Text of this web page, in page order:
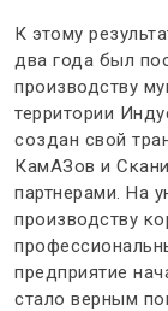
К этому
два года был
производству
территории
создан свой
КамАЗов и
партнерами. На
производству
предприятие
стало верным